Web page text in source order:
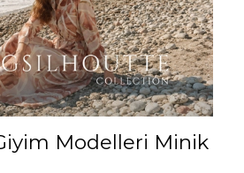
Modelleri Minik